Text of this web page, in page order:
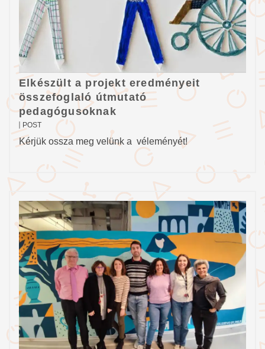
Elkészült a projekt eredményeit
összefoglaló útmutató
pedagógusoknak
POST
Kérjük ossza meg velünk a véleményét!